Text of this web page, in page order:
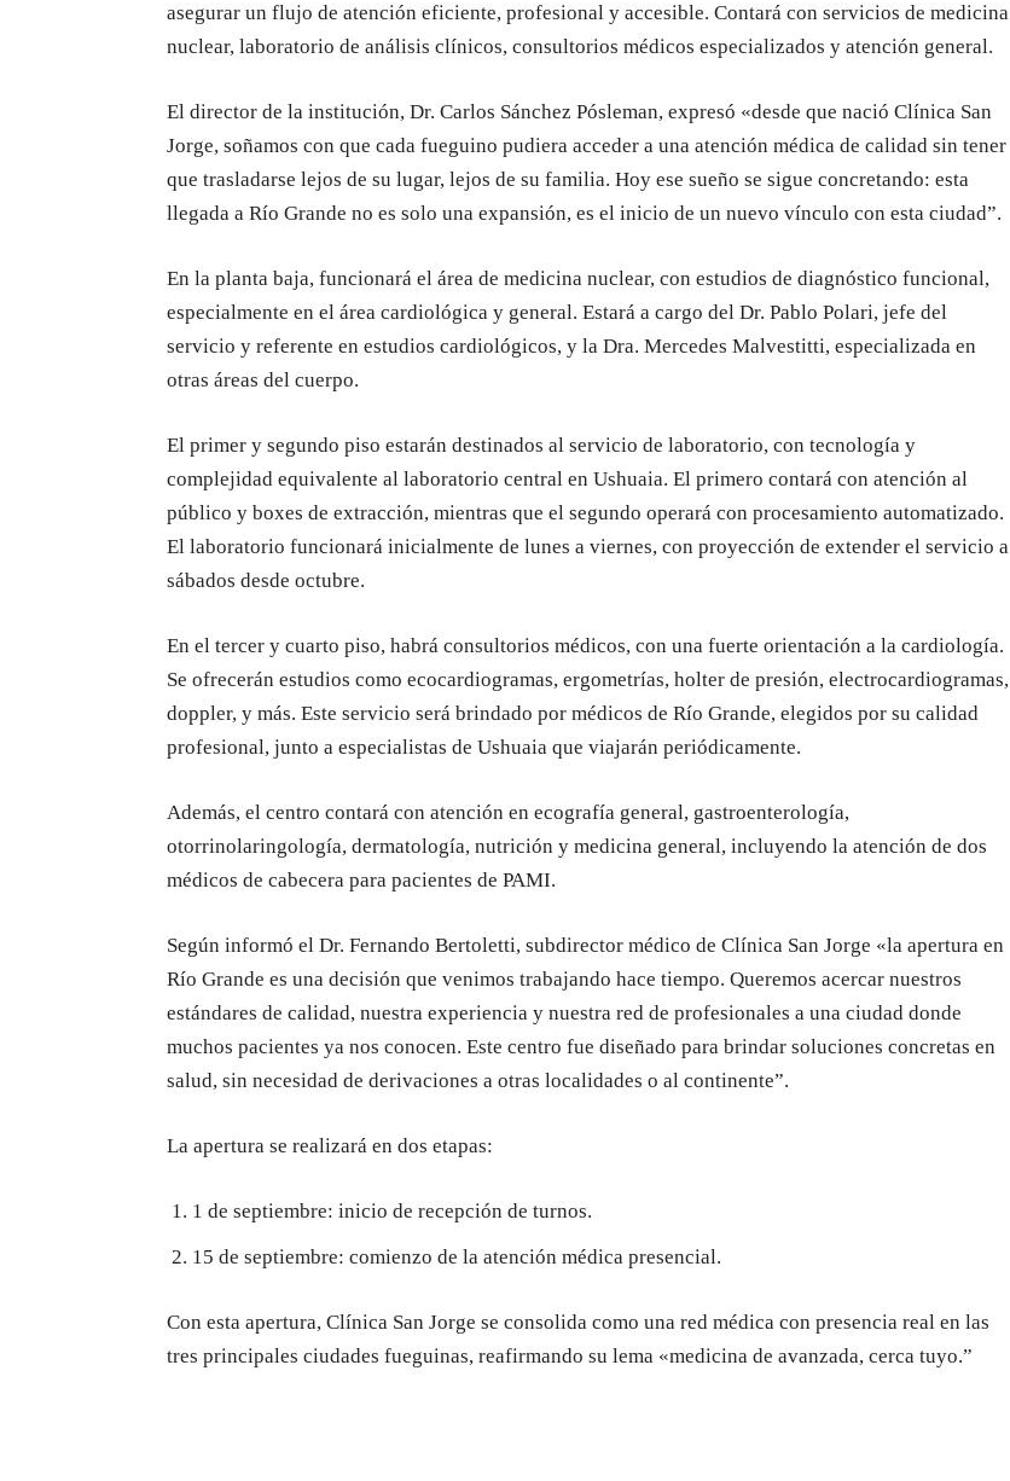
asegurar un flujo de atención eficiente, profesional y accesible. Contará con servicios de medicina
nuclear, laboratorio de análisis clínicos, consultorios médicos especializados y atención general.
El director de la institución, Dr. Carlos Sánchez Pósleman, expresó «desde que nació Clínica San
Jorge, soñamos con que cada fueguino pudiera acceder a una atención médica de calidad sin tener
que trasladarse lejos de su lugar, lejos de su familia. Hoy ese sueño se sigue concretando: esta
llegada a Río Grande no es solo una expansión, es el inicio de un nuevo vínculo con esta ciudad”.
En la planta baja, funcionará el área de medicina nuclear, con estudios de diagnóstico funcional,
especialmente en el área cardiológica y general. Estará a cargo del Dr. Pablo Polari, jefe del
servicio y referente en estudios cardiológicos, y la Dra. Mercedes Malvestitti, especializada en
otras áreas del cuerpo.
El primer y segundo piso estarán destinados al servicio de laboratorio, con tecnología y
complejidad equivalente al laboratorio central en Ushuaia. El primero contará con atención al
público y boxes de extracción, mientras que el segundo operará con procesamiento automatizado.
El laboratorio funcionará inicialmente de lunes a viernes, con proyección de extender el servicio a
sábados desde octubre.
En el tercer y cuarto piso, habrá consultorios médicos, con una fuerte orientación a la cardiología.
Se ofrecerán estudios como ecocardiogramas, ergometrías, holter de presión, electrocardiogramas,
doppler, y más. Este servicio será brindado por médicos de Río Grande, elegidos por su calidad
profesional, junto a especialistas de Ushuaia que viajarán periódicamente.
Además, el centro contará con atención en ecografía general, gastroenterología,
otorrinolaringología, dermatología, nutrición y medicina general, incluyendo la atención de dos
médicos de cabecera para pacientes de PAMI.
Según informó el Dr. Fernando Bertoletti, subdirector médico de Clínica San Jorge «la apertura en
Río Grande es una decisión que venimos trabajando hace tiempo. Queremos acercar nuestros
estándares de calidad, nuestra experiencia y nuestra red de profesionales a una ciudad donde
muchos pacientes ya nos conocen. Este centro fue diseñado para brindar soluciones concretas en
salud, sin necesidad de derivaciones a otras localidades o al continente”.
La apertura se realizará en dos etapas:
1 de septiembre: inicio de recepción de turnos.
15 de septiembre: comienzo de la atención médica presencial.
Con esta apertura, Clínica San Jorge se consolida como una red médica con presencia real en las
tres principales ciudades fueguinas, reafirmando su lema «medicina de avanzada, cerca tuyo.”